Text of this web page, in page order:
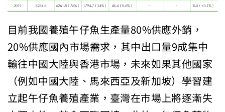
目前我國養殖午仔魚生產量80%供應外銷，
20%供應國內市場需求，其中出口量9成集中
輸往中國大陸與香港市場，未來如果其他國家
（例如中國大陸、馬來西亞及新加坡）學習建
立起午仔魚養殖產業，臺灣在市場上將逐漸失